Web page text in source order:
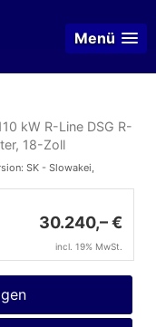
Menü
kW R-Line DSG R-
18-Zoll
SK - Slowakei,
30.240,– €
incl. 19% MwSt.